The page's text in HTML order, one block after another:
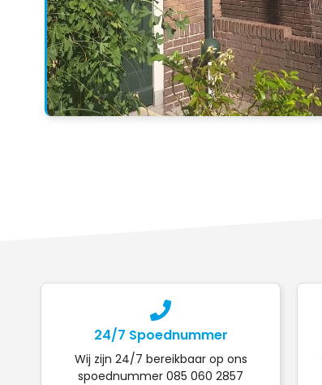
24/7 Spoednummer
Wij zijn 24/7 bereikbaar op ons
spoednummer 085 060 2857